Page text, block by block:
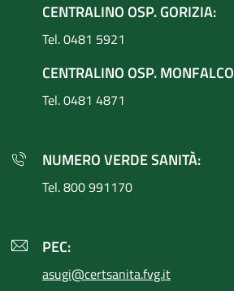
CENTRALINO OSP. GORIZIA:
Tel. 0481 5921
CENTRALINO OSP.
Tel. 0481 4871
NUMERO VERDE SANITÀ:
Tel. 800 991170
PEC:
asugi@certsanita.fvg.it